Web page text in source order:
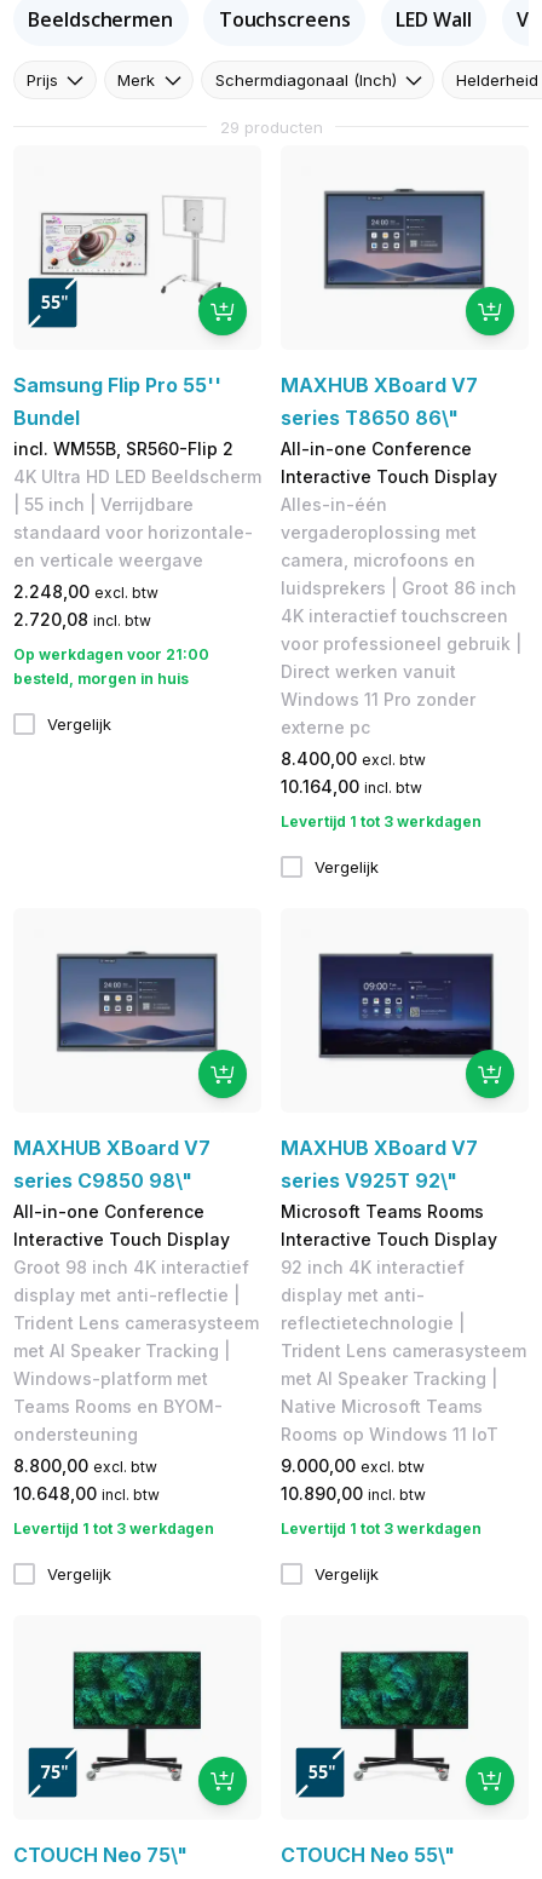
Beeldschermen Touchscreens LED Wall
Prijs Merk Schermdiagonaal (Inch)
29 producten
Samsung Flip Pro 55''
Bundel
incl. WM55B, SR560-Flip 2
4K Ultra HD LED Beeldscherm
| 55 inch | Verrijdbare
standaard voor horizontale-
en verticale weergave
2.248,00 excl. btw
2.720,08 incl. btw
Op werkdagen voor 21:00
besteld, morgen in huis
Vergelijk
MAXHUB XBoard V7
series T8650 86\"
All-in-one Conference
Interactive Touch Display
Alles-in-één
vergaderoplossing met
camera, microfoons en
luidsprekers | Groot 86 inch
4K interactief touchscreen
voor professioneel gebruik |
Direct werken vanuit
Windows 11 Pro zonder
externe pc
8.400,00 excl. btw
10.164,00 incl. btw
Levertijd 1 tot 3 werkdagen
Vergelijk
MAXHUB XBoard V7
series C9850 98\"
All-in-one Conference
Interactive Touch Display
Groot 98 inch 4K interactief
display met anti-reflectie |
Trident Lens camerasysteem
met AI Speaker Tracking |
Windows-platform met
Teams Rooms en BYOM-
ondersteuning
8.800,00 excl. btw
10.648,00 incl. btw
Levertijd 1 tot 3 werkdagen
Vergelijk
MAXHUB XBoard V7
series V925T 92\"
Microsoft Teams Rooms
Interactive Touch Display
92 inch 4K interactief
display met anti-
reflectietechnologie |
Trident Lens camerasysteem
met AI Speaker Tracking |
Native Microsoft Teams
Rooms op Windows 11 IoT
9.000,00 excl. btw
10.890,00 incl. btw
Levertijd 1 tot 3 werkdagen
Vergelijk
CTOUCH Neo 75\" CTOUCH Neo 55\"